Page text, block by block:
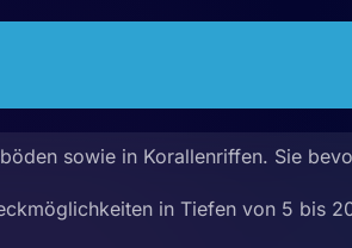
sowie in Korallenriffen. Sie
in Tiefen von 5 bis